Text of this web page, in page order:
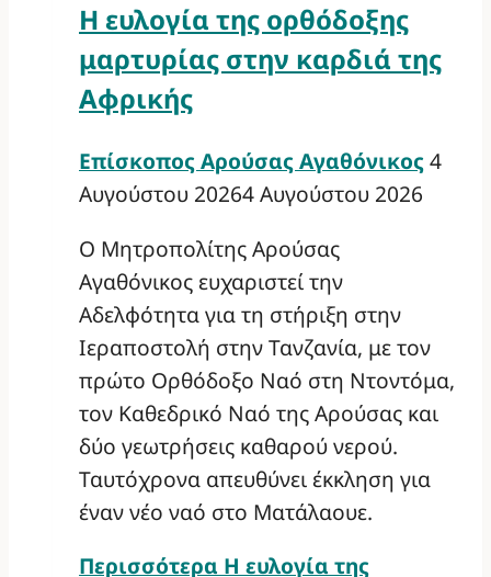
Η ευλογία της ορθόδοξης
μαρτυρίας στην καρδιά της
Αφρικής
Επίσκοπος Αρούσας Αγαθόνικος4
Αυγούστου 20264 Αυγούστου 2026
Ο Μητροπολίτης Αρούσας
Αγαθόνικος ευχαριστεί την
Αδελφότητα για τη στήριξη στην
Ιεραποστολή στην Τανζανία, με τον
πρώτο Ορθόδοξο Ναό στη Ντοντόμα,
τον Καθεδρικό Ναό της Αρούσας και
δύο γεωτρήσεις καθαρού νερού.
Ταυτόχρονα απευθύνει έκκληση για
έναν νέο ναό στο Ματάλαουε.
Περισσότερα Η ευλογία της